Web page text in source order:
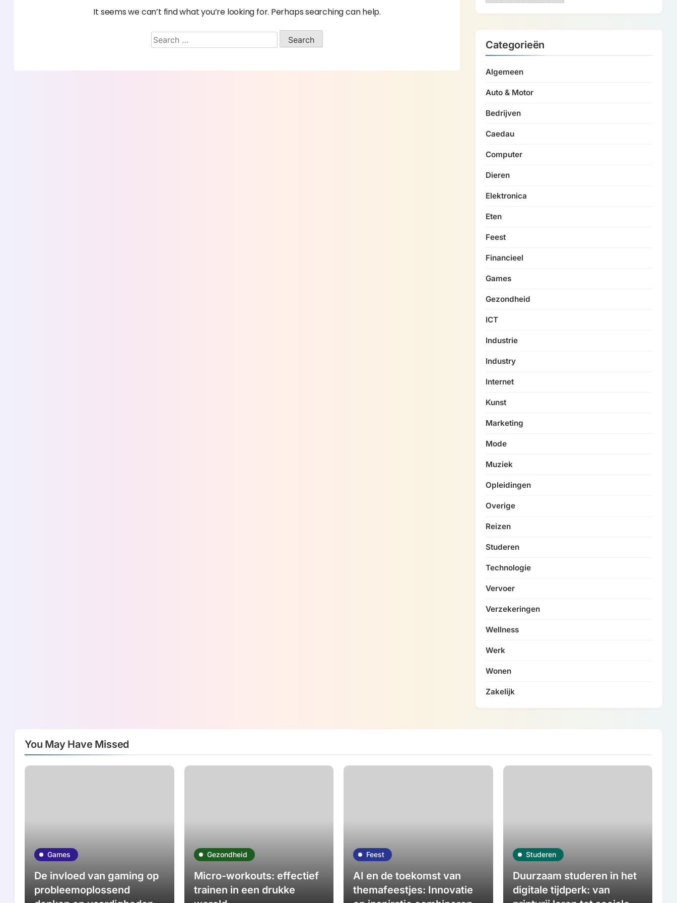
It seems we can’t find what you’re looking for. Perhaps searching can help.
Categorieën
Algemeen
Auto & Motor
Bedrijven
Caedau
Computer
Dieren
Elektronica
Eten
Feest
Financieel
Games
Gezondheid
ICT
Industrie
Industry
Internet
Kunst
Marketing
Mode
Muziek
Opleidingen
Overige
Reizen
Studeren
Technologie
Vervoer
Verzekeringen
Wellness
Werk
Wonen
Zakelijk
You May Have Missed
Games
De invloed van gaming op
probleemoplossend
Gezondheid
Micro-workouts: effectief
trainen in een drukke
Feest
AI en de toekomst van
themafeestjes: Innovatie
Studeren
Duurzaam studeren in het
digitale tijdperk: van